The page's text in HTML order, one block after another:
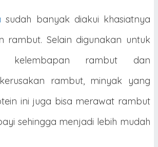
sudah banyak diakui khasiatnya
rambut. Selain digunakan untuk
kelembapan rambut dan
rambut, minyak yang
ini juga bisa merawat rambut
sehingga menjadi lebih mudah